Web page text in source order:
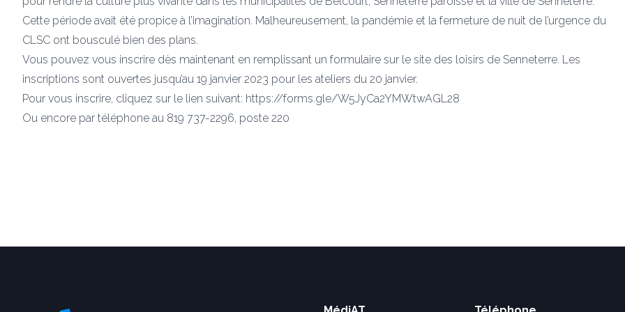
Cette période avait été propice à l’imagination. Malheureusement, la pandémie et la fermeture de nuit de l’urgence du
CLSC ont bousculé bien des plans.
Vous pouvez vous inscrire dès maintenant en remplissant un formulaire sur le site des loisirs de Senneterre. Les
inscriptions sont ouvertes jusqu’au 19 janvier 2023 pour les ateliers du 20 janvier.
Pour vous inscrire, cliquez sur le lien suivant: https://forms.gle/W5JyCa2YMWtwAGL28
Ou encore par téléphone au 819 737-2296, poste 220